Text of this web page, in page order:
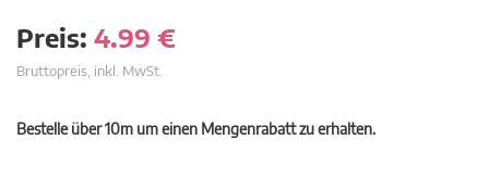
Preis: 4.99 €
Bruttopreis, inkl. MwSt.
Bestelle über 10m um einen Mengenrabatt zu erhalten.